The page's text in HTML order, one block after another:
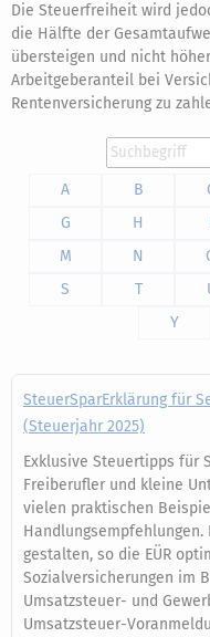
Die Steuerfreiheit wird
die Hälfte der
übersteigen und nicht
Arbeitgeberanteil bei
Rentenversicherung zu
A
B
G
H
M
N
S
T
Y
SteuerSparErklärung für
(Steuerjahr 2025)
Exklusive Steuertipps für
Freiberufler und kleine
vielen praktischen
gestalten, so die EÜR
Sozialversicherungen im
Umsatzsteuer- und
Umsatzsteuer-